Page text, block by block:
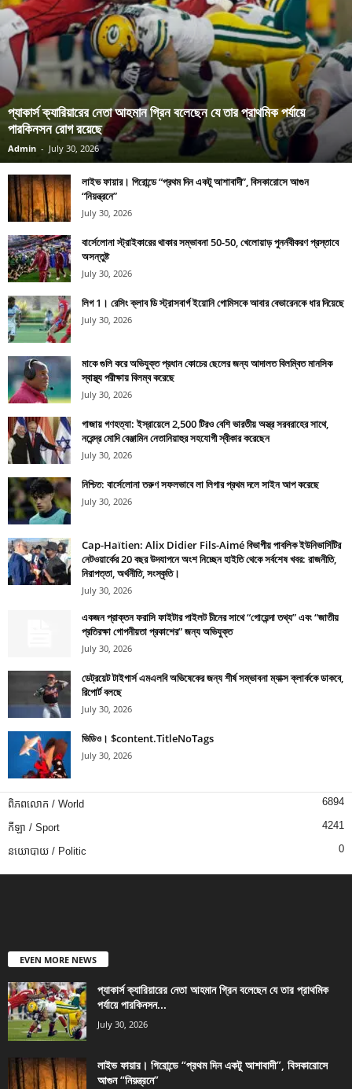
প্যাকার্স ক্যারিয়ারের নেতা আহমান গ্রিন বলেছেন যে তার প্রাথমিক পর্যায়ে
পারকিনসন রোগ রয়েছে
Admin - July 30, 2026
লাইভ ফায়ার। গিরোন্ডে “প্রথম দিন একটু আশাবাদী”, বিসকারোসে আগুন
“নিয়ন্ত্রনে”
July 30, 2026
বার্সেলোনা স্ট্রাইকারের থাকার সম্ভাবনা 50-50, খেলোয়াড় পুনর্নবীকরণ প্রস্তাবে
অসন্তুষ্ট
July 30, 2026
লিগ 1। রেসিং ক্লাব ডি স্ট্রাসবার্গ ইয়োনি গোমিসকে আবার বেভারেনকে ধার দিয়েছে
July 30, 2026
মাকে গুলি করে অভিযুক্ত প্রধান কোচের ছেলের জন্য আদালত বিলম্বিত মানসিক
স্বাস্থ্য পরীক্ষায় বিলম্ব করেছে
July 30, 2026
গাজায় গণহত্যা: ইস্রায়েলে 2,500 টিরও বেশি ভারতীয় অস্ত্র সরবরাহের সাথে,
নরেন্দ্র মোদি বেঞ্জামিন নেতানিয়াহুর সহযোগী স্বীকার করেছেন
July 30, 2026
নিশ্চিত: বার্সেলোনা তরুণ সফলভাবে লা লিগার প্রথম দলে সাইন আপ করেছে
July 30, 2026
Cap-Haïtien: Alix Didier Fils-Aimé বিভাগীয় পাবলিক ইউনিভার্সিটির
নেটওয়ার্কের 20 বছর উদযাপনে অংশ নিচ্ছেন হাইতি থেকে সর্বশেষ খবর: রাজনীতি,
নিরাপত্তা, অর্থনীতি, সংস্কৃতি।
July 30, 2026
একজন প্রাক্তন ফরাসি ফাইটার পাইলট চীনের সাথে “গোয়েন্দা তথ্য” এবং “জাতীয়
প্রতিরক্ষা গোপনীয়তা প্রকাশের” জন্য অভিযুক্ত
July 30, 2026
ডেট্রয়েট টাইগার্স এমএলবি অভিষেকের জন্য শীর্ষ সম্ভাবনা ম্যাক্স ক্লার্ককে ডাকবে,
রিপোর্ট বলছে
July 30, 2026
ভিডিও। $content.TitleNoTags
July 30, 2026
ពិភពលោក / World 6894
កីឡា / Sport 4241
នយោបាយ / Politic 0
EVEN MORE NEWS
প্যাকার্স ক্যারিয়ারের নেতা আহমান গ্রিন বলেছেন যে তার প্রাথমিক
পর্যায়ে পারকিনসন...
July 30, 2026
লাইভ ফায়ার। গিরোন্ডে “প্রথম দিন একটু আশাবাদী”, বিসকারোসে
আগুন “নিয়ন্ত্রনে”